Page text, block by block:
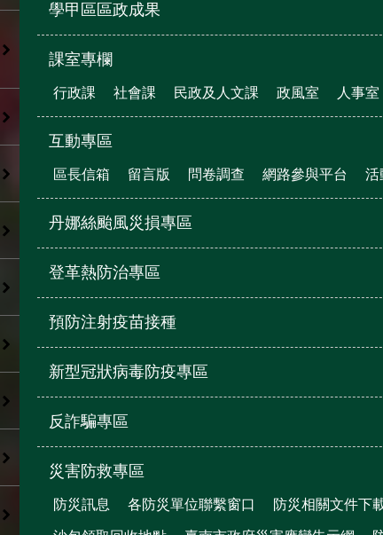
學甲區區政成果
課室專欄
行政課 社會課 民政及人文課 政風室 人事室
互動專區
區長信箱 留言版 問卷調查 網路參與平台 活
丹娜絲颱風災損專區
登革熱防治專區
預防注射疫苗接種
新型冠狀病毒防疫專區
反詐騙專區
災害防救專區
防災訊息 各防災單位聯繫窗口 防災相關文件下